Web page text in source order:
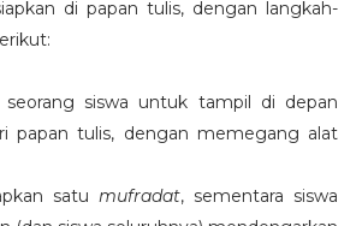
di papan tulis, dengan langkah-
siswa untuk tampil di depan
papan tulis, dengan memegang alat
satu mufradat, sementara siswa